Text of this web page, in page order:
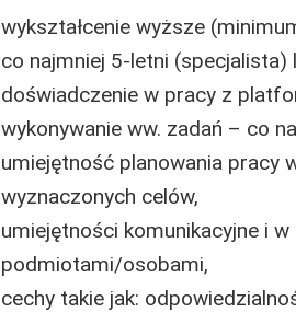
wykształcenie wyższe
co najmniej 5-letni
doświadczenie w pracy z
wykonywanie ww. zadań – co
umiejętność planowania pracy
wyznaczonych celów,
umiejętności komunikacyjne i
podmiotami/osobami,
cechy takie jak: